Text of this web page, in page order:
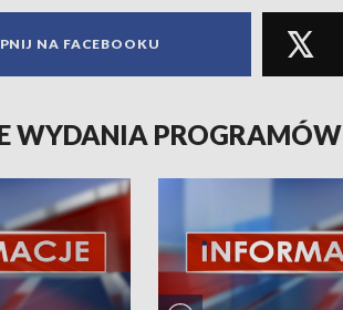
NA FACEBOOKU
WYDANIA PROGRAMÓW